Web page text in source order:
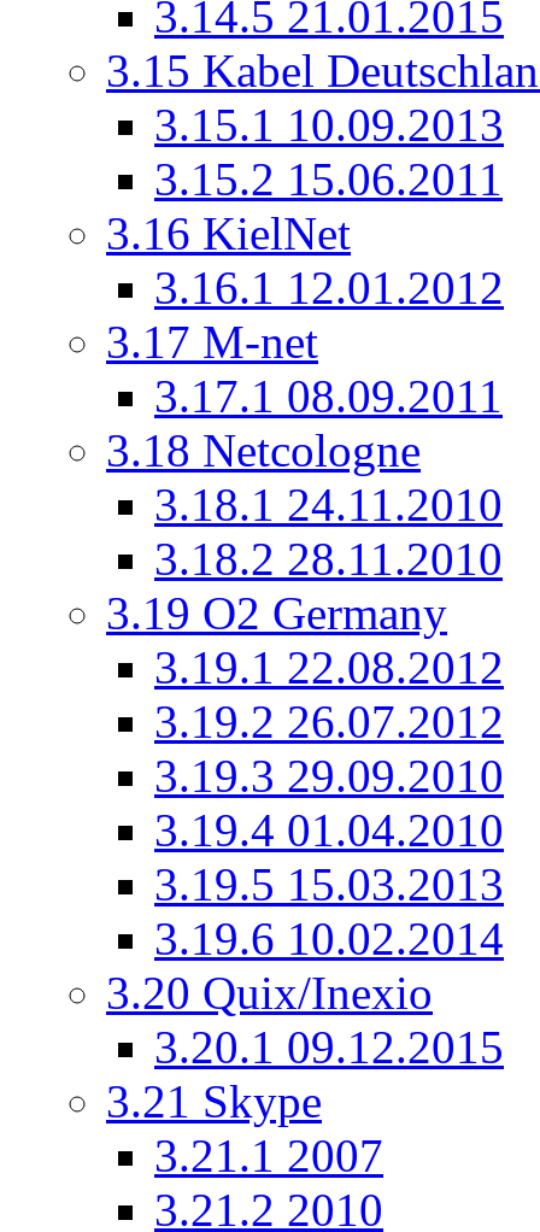
3.14.5 21.01.2015
3.15 Kabel
3.15.1 10.09.2013
3.15.2 15.06.2011
3.16 KielNet
3.16.1 12.01.2012
3.17 M-net
3.17.1 08.09.2011
3.18 Netcologne
3.18.1 24.11.2010
3.18.2 28.11.2010
3.19 O2 Germany
3.19.1 22.08.2012
3.19.2 26.07.2012
3.19.3 29.09.2010
3.19.4 01.04.2010
3.19.5 15.03.2013
3.19.6 10.02.2014
3.20 Quix/Inexio
3.20.1 09.12.2015
3.21 Skype
3.21.1 2007
3.21.2 2010